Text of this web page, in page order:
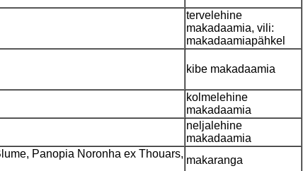
tervelehine
makadaamia, vili:
makadaamiapähkel
kibe makadaamia
kolmelehine
makadaamia
neljalehine
makadaamia
Panopia Noronha ex Thouars,
makaranga